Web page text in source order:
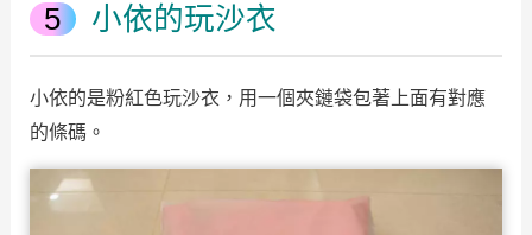
小依的玩沙衣
小依的是粉紅色玩沙衣，用一個夾鏈袋包著上面有對應
的條碼。